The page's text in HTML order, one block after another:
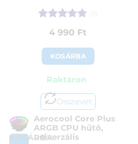
Értékelés:5
/ 54 990 Ft
KOSÁRBA
Raktáron
Összevet
KOSÁRBA
Aerocool Core Plus
ARGB CPU hűtő,
univerzális